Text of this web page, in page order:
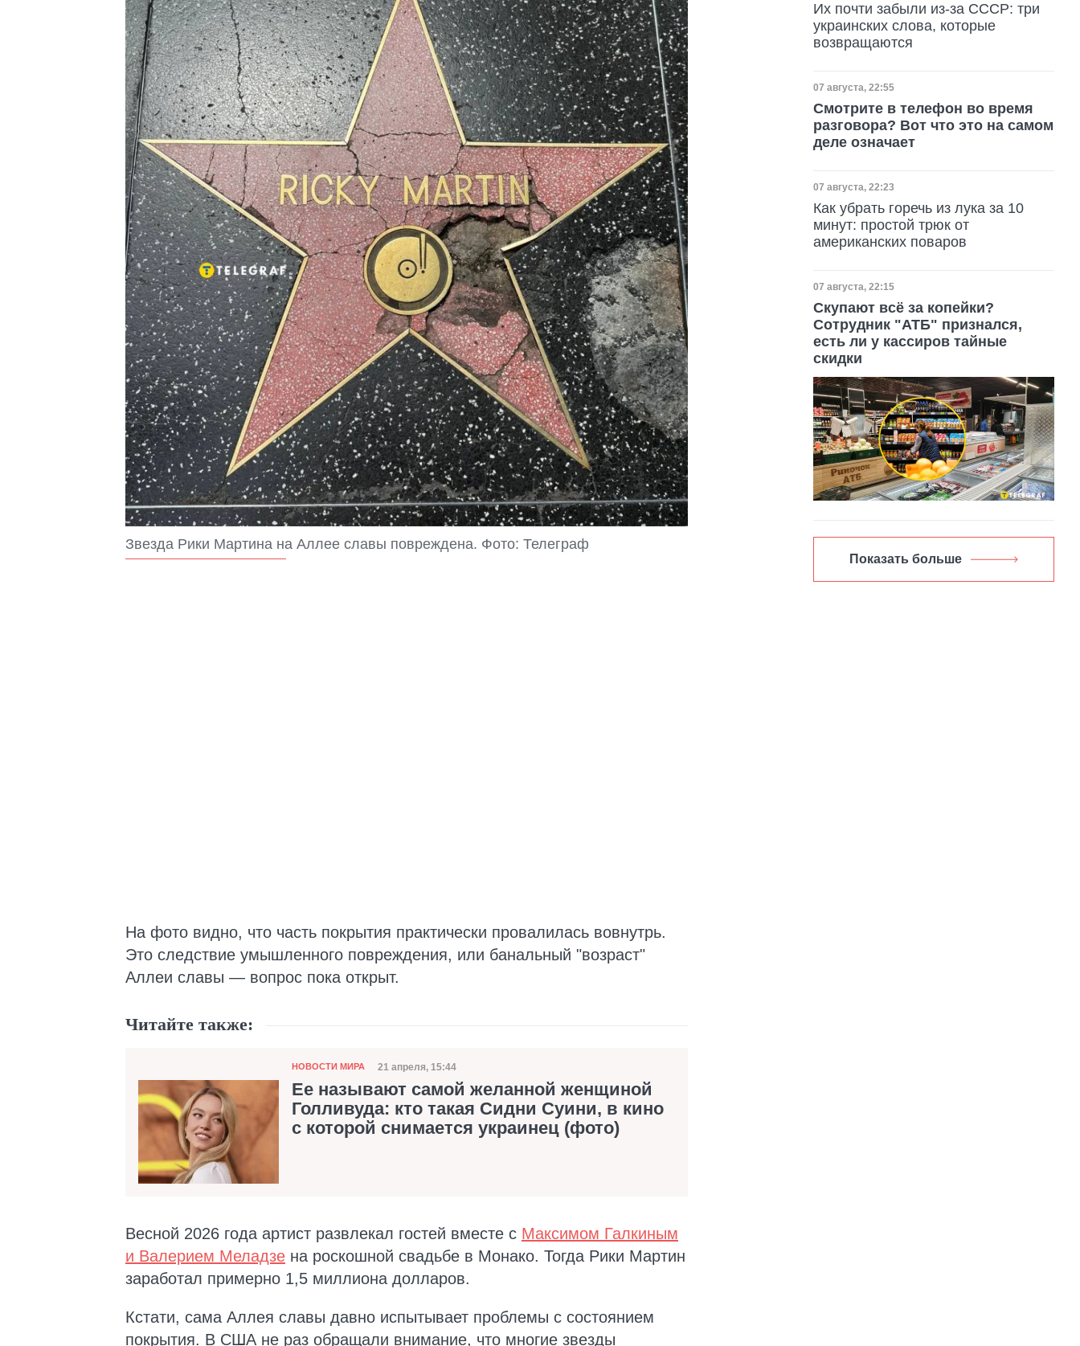
Звезда Рики Мартина на Аллее славы повреждена. Фото: Телеграф
На фото видно, что часть покрытия практически провалилась вовнутрь.
Это следствие умышленного повреждения, или банальный "возраст"
Аллеи славы — вопрос пока открыт.
Читайте также:
Категория
НОВОСТИ МИРА Дата публикации
21 апреля, 15:44
Ее называют самой желанной женщиной
Голливуда: кто такая Сидни Суини, в кино
с которой снимается украинец (фото)
Весной 2026 года артист развлекал гостей вместе с Максимом Галкиным
и Валерием Меладзе на роскошной свадьбе в Монако. Тогда Рики Мартин
заработал примерно 1,5 миллиона долларов.
Кстати, сама Аллея славы давно испытывает проблемы с состоянием
покрытия. В США не раз обращали внимание, что многие звезды
Их почти забыли из-за СССР: три
украинских слова, которые
возвращаются
Дата публикации
07 августа, 22:55
Смотрите в телефон во время
разговора? Вот что это на самом
деле означает
Дата публикации
07 августа, 22:23
Как убрать горечь из лука за 10
минут: простой трюк от
американских поваров
Дата публикации
07 августа, 22:15
Скупают всё за копейки?
Сотрудник "АТБ" признался,
есть ли у кассиров тайные
скидки
Показать больше